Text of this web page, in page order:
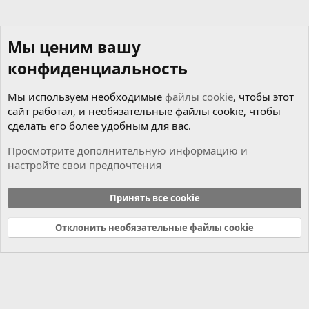
Cookies
Russian (RU)
Связь с нами
Условия и правила
Политика конфиденциальности
Справка Главная
R
Мы ценим вашу
конфиденциальность
Мы используем необходимые файлы cookie, чтобы этот
сайт работал, и необязательные файлы cookie, чтобы
сделать его более удобным для вас.
Просмотрите дополнительную информацию и
настройте свои предпочтения
Принять все cookie
Отклонить необязательные файлы cookie